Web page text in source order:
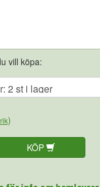
vill köpa:
)
KÖP